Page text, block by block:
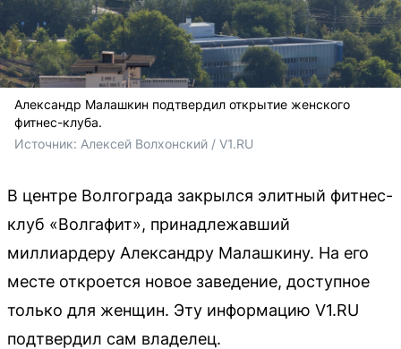
Александр Малашкин подтвердил открытие женского
фитнес-клуба.
Источник: Алексей Волхонский / V1.RU
В центре Волгограда закрылся элитный фитнес-
клуб «Волгафит», принадлежавший
миллиардеру Александру Малашкину. На его
месте откроется новое заведение, доступное
только для женщин. Эту информацию V1.RU
подтвердил сам владелец.